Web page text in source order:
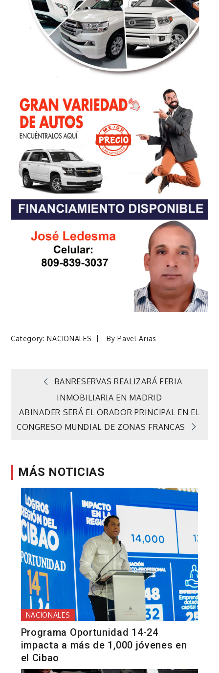
Category:NACIONALES ByPavel Arias
Navegación
de
BANRESERVAS REALIZARÁ FERIA
INMOBILIARIA EN MADRID
ABINADER SERÁ EL ORADOR PRINCIPAL EN EL
CONGRESO MUNDIAL DE ZONAS FRANCAS
MÁS NOTICIAS
NACIONALES
Programa Oportunidad 14-24
impacta a más de 1,000 jóvenes en
el Cibao